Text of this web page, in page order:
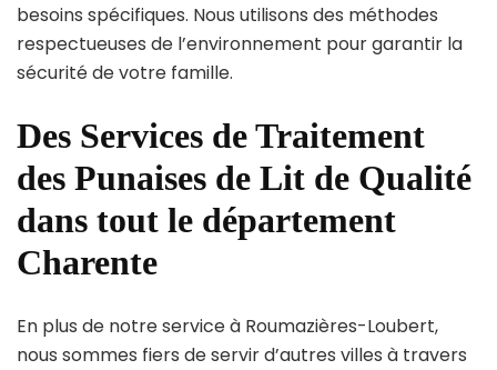
besoins spécifiques. Nous utilisons des méthodes
respectueuses de l’environnement pour garantir la
sécurité de votre famille.
Des Services de Traitement
des Punaises de Lit de Qualité
dans tout le département
Charente
En plus de notre service à Roumazières-Loubert,
nous sommes fiers de servir d’autres villes à travers